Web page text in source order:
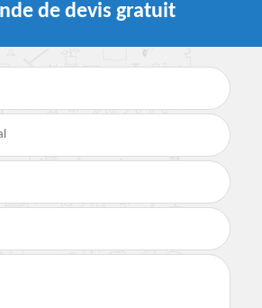
de devis gratuit